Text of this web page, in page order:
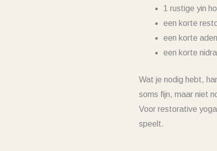
1 rustige yin
een korte
een korte
een korte
Wat je nodig hebt,
soms fijn, maar niet
Voor restorative
speelt.